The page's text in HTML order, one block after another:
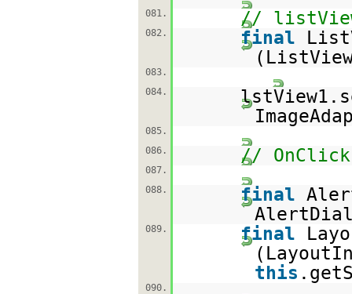
081.
//
082. final
083.
084.
085.
086.
// OnClick
087.
088.
final
089. final
this
090.